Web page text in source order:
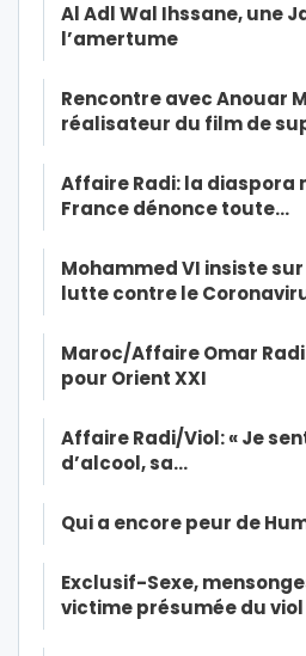
Al Adl Wal Ihssane, une
l’amertume
Rencontre avec Anouar
réalisateur du film de
Affaire Radi: la diaspora
France dénonce toute…
Mohammed VI insiste
lutte contre le
Maroc/Affaire Omar
pour Orient XXI
Affaire Radi/Viol: « Je
d’alcool, sa…
Qui a encore peur de
Exclusif-Sexe,
victime présumée du